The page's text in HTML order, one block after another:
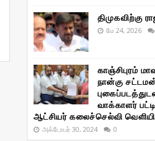
திமுகவிற்கு
மே 24, 2026
காஞ்சிபுரம்
நான்கு
வாக்காளர்
ஆட்சியர் கலைச்செல்வி
அக்டோபர் 30, 2024 0